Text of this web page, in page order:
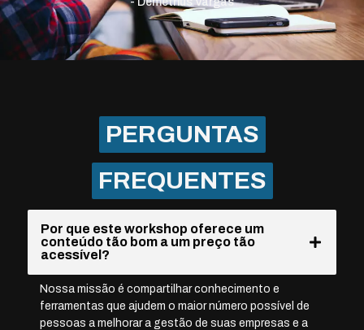
PERGUNTAS
FREQUENTES
Por que este workshop oferece um
conteúdo tão bom a um preço tão
acessível?
Nossa missão é compartilhar conhecimento e
ferramentas que ajudem o maior número possível de
pessoas a melhorar a gestão de suas empresas e a